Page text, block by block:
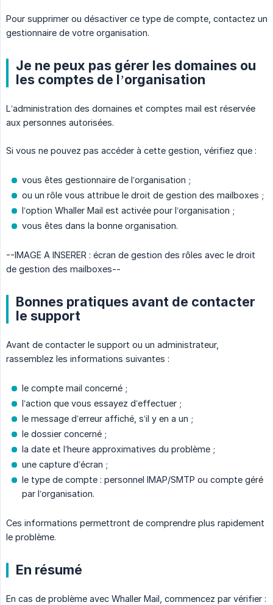
Pour supprimer ou désactiver ce type de compte, contactez un
gestionnaire de votre organisation.
Je ne peux pas gérer les domaines ou
les comptes de l’organisation
L’administration des domaines et comptes mail est réservée
aux personnes autorisées.
Si vous ne pouvez pas accéder à cette gestion, vérifiez que :
vous êtes gestionnaire de l’organisation ;
ou un rôle vous attribue le droit de gestion des mailboxes ;
l’option Whaller Mail est activée pour l’organisation ;
vous êtes dans la bonne organisation.
--IMAGE A INSERER : écran de gestion des rôles avec le droit
de gestion des mailboxes--
Bonnes pratiques avant de contacter
le support
Avant de contacter le support ou un administrateur,
rassemblez les informations suivantes :
le compte mail concerné ;
l’action que vous essayez d’effectuer ;
le message d’erreur affiché, s’il y en a un ;
le dossier concerné ;
la date et l’heure approximatives du problème ;
une capture d’écran ;
le type de compte : personnel IMAP/SMTP ou compte géré
par l’organisation.
Ces informations permettront de comprendre plus rapidement
le problème.
En résumé
En cas de problème avec Whaller Mail, commencez par vérifier :